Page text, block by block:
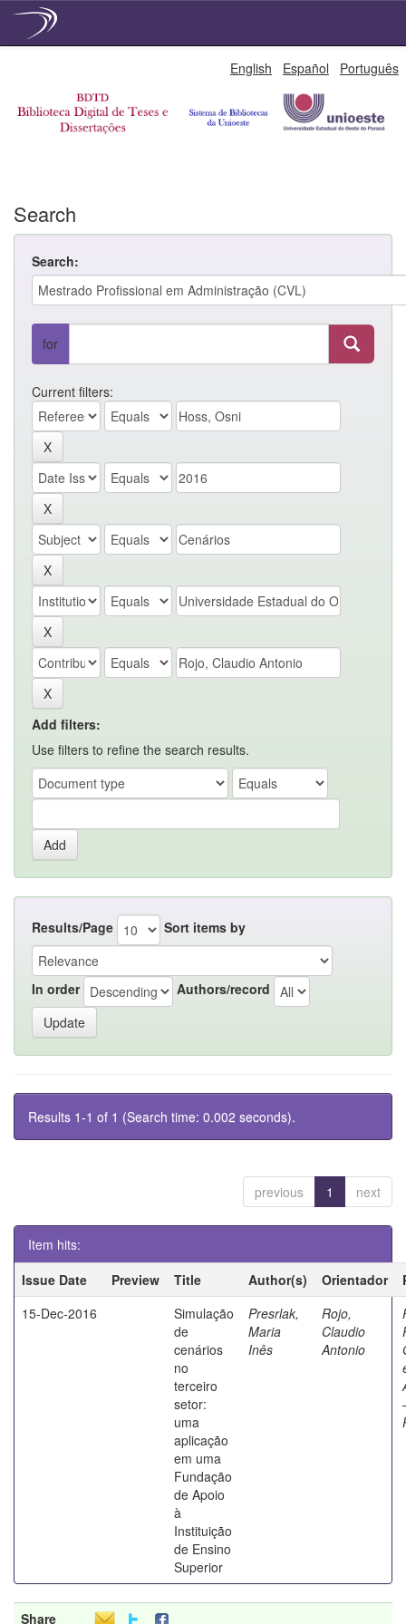
English Español Português
Search
Search:
for
Current filters:
Add filters:
Use filters to refine the search results.
Results/Page Sort items by
In order Authors/record
Results 1-1 of 1 (Search time: 0.002 seconds).
previous 1 next
Item hits:
Issue Date
Preview Title Author(s) Orientador
15-Dec-2016
Simulação
de
cenários
no
terceiro
setor:
uma
aplicação
em uma
Fundação
de Apoio
à
Instituição
de Ensino
Superior
Presrlak,
Maria
Inês
Rojo,
Claudio
Antonio
Share